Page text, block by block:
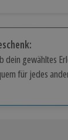
dein gewähltes
für jedes